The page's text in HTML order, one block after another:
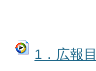
1．広報